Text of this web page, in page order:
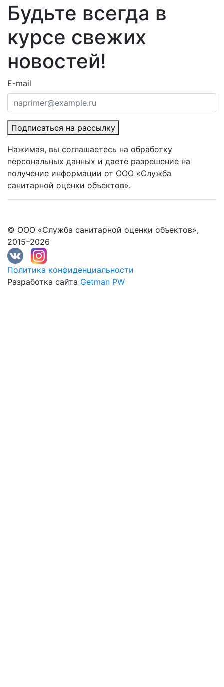
Будьте всегда в
курсе свежих
новостей!
E-mail
Подписаться на рассылку
Нажимая, вы соглашаетесь на обработку
персональных данных и даете разрешение на
получение информации от ООО «Служба
санитарной оценки объектов».
© ООО «Служба санитарной оценки объектов»,
2015–2026
Политика конфиденциальности
Разработка сайта Getman PW